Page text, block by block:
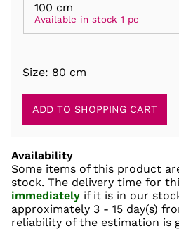
100 cm
Available in stock 1 pc
Size: 80 cm
Availability
Some items of this product
stock. The delivery time for
immediately if it is in our
approximately 3 - 15 day(s)
reliability of the estimation is